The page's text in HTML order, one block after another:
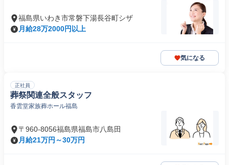
福島県いわき市常磐下湯長谷町シザ
月給28万2000円以上
気になる
正社員
葬祭関連全般スタッフ
香雲堂家族葬ホール福島
〒960-8056福島県福島市八島田
月給21万円～30万円